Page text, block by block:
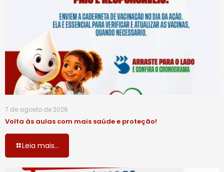
7 de agosto de 2026
Volta às aulas com mais saúde e proteção!
Leia mais...